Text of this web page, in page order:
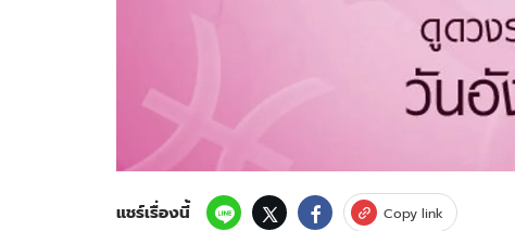
แชร์เรื่องนี้ Copy link